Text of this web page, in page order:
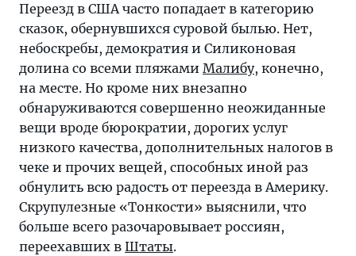
бюрократии,
дорогих
низкого
качества,
дополнительных
налогов
чеке
прочих
Переезд в США часто попадает в категорию
сказок, обернувшихся суровой былью. Нет,
небоскребы, демократия и Силиконовая
долина со всеми пляжами Малибу, конечно,
на месте. Но кроме них внезапно
обнаруживаются совершенно неожиданные
вещи вроде бюрократии, дорогих услуг
низкого качества, дополнительных налогов в
чеке и прочих вещей, способных иной раз
обнулить всю радость от переезда в Америку.
Скрупулезные «Тонкости» выяснили, что
больше всего разочаровывает россиян,
переехавших в Штаты.